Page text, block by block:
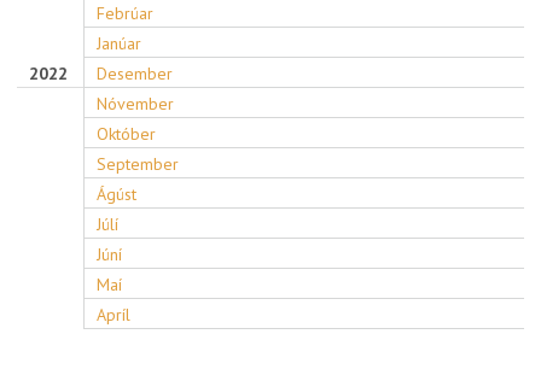
Febrúar
Janúar
2022
Desember
Nóvember
Október
September
Ágúst
Júlí
Júní
Maí
Apríl